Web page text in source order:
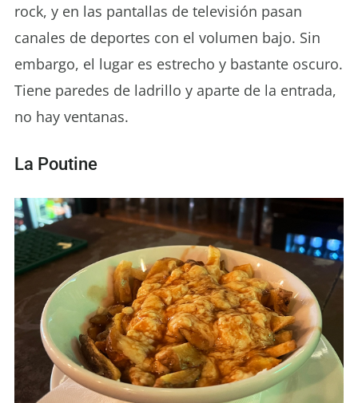
rock, y en las pantallas de televisión pasan
canales de deportes con el volumen bajo. Sin
embargo, el lugar es estrecho y bastante oscuro.
Tiene paredes de ladrillo y aparte de la entrada,
no hay ventanas.
La Poutine